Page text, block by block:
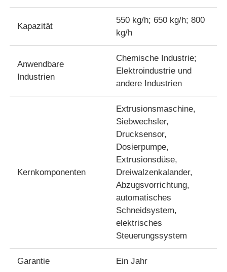
Angebot anfordern
Haustierblatt-Verdrängungslinie
Zwillingsschraubene Extrusionsleitung
Mehrschicht-Folien-Coextrusionsanlage
PMMA GPPS Sheet Extrusion Line
Kunststoffplatten-Extrusionsleitung
Thermoform-Blatt-Extrusionsleitung
Produktionslinie für PP-Blätter
Kapazität
550 kg/h; 650 kg/h; 800
kg/h
Anwendbare
Industrien
Chemische Industrie;
Elektroindustrie und
andere Industrien
Kernkomponenten
Extrusionsmaschine,
Siebwechsler,
Drucksensor,
Dosierpumpe,
Extrusionsdüse,
Dreiwalzenkalander,
Abzugsvorrichtung,
automatisches
Schneidsystem,
elektrisches
Steuerungssystem
Garantie Ein Jahr